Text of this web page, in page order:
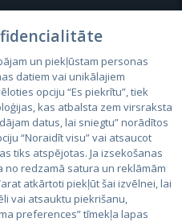
un piekļūstam personas
datiem vai unikālajiem
opciju “Es piekrītu”, tiek
kas atbalsta zem virsraksta
datus, lai sniegtu” norādītos
“Noraidīt visu” vai atsaucot
tiks atspējotas. Ja izsekošanas
redzamā satura un reklāmām
atkārtoti piekļūt šai izvēlnei, lai
vai atsauktu piekrišanu,
preferences” tīmekļa lapas